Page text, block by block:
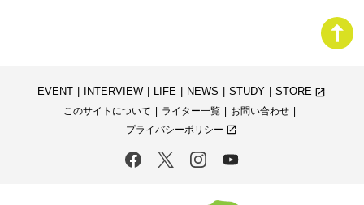
EVENT INTERVIEW LIFE NEWS STUDY STORE launch
このサイトについて
ライター一覧
お問い合わせ
プライバシーポリシー launch